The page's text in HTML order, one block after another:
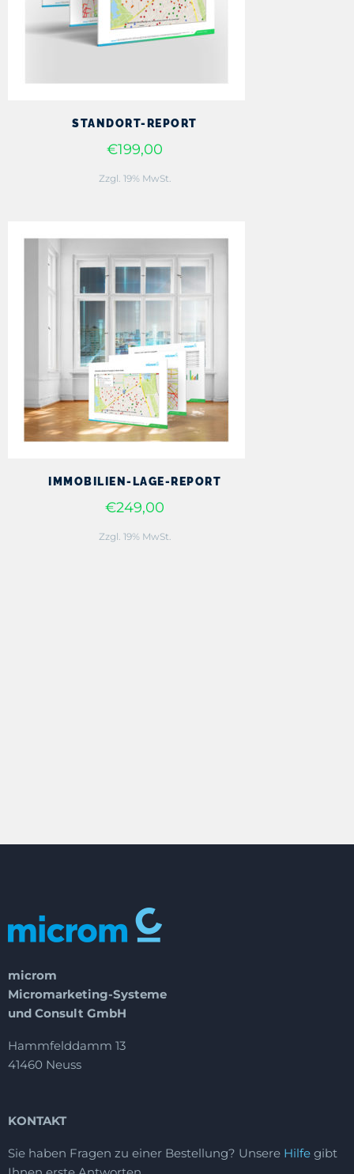
STANDORT-REPORT
€199,00
Zzgl. 19% MwSt.
IMMOBILIEN-LAGE-REPORT
€249,00
Zzgl. 19% MwSt.
microm
Micromarketing-Systeme
und Consult GmbH
Hammfelddamm 13
41460 Neuss
KONTAKT
Sie haben Fragen zu einer Bestellung? Unsere Hilfe gibt